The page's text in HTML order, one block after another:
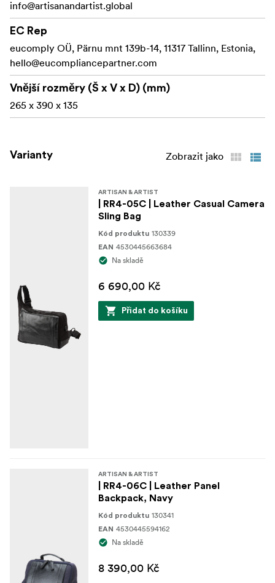
Velký otvor pro snadný přístup k uloženým věcem
Přiložené ochranné síťové díly zabraňující
vyskakování předmětů při otevřené horní části kufru
Síťovina na zádech a za ramenními popruhy pro
přiléhavé přilnutí k tělu
KAPACITA
13palcový notebook
Vyrobeno v Japonsku
Rozměry: (š x v x h) 265 x 390 x 135 mm
Materiál: Materiál: vnější strana: Materiál: Nylon,
hovězí kůže / Vnitřek: Nylon
Vnitřní prostor
info@artisanandartist.global
EC Rep
eucomply OÜ, Pärnu mnt 139b-14, 11317 Tallinn, Estonia,
hello@eucompliancepartner.com
Vnější rozměry (Š x V x D) (mm)
265 x 390 x 135
Varianty Zobrazit jako
ARTISAN & ARTIST
| RR4-05C | Leather Casual Camera
Sling Bag
Kód produktu 130339
EAN 4530445663684
Na skladě
6 690,00 Kč
Přidat do košíku
ARTISAN & ARTIST
| RR4-06C | Leather Panel
Backpack, Navy
Kód produktu 130341
EAN 4530445594162
Na skladě
8 390,00 Kč